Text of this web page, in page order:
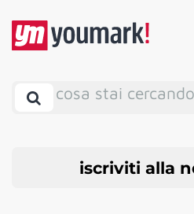
cosa stai
iscriviti alla